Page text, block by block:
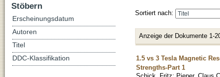
Sortiert nach:
Anzeige der Dokumente 1-
1.5 vs 3 Tesla Magnetic
Strengths-Part 1
Stöbern
Erscheinungsdatum
Autoren
Titel
DDC-Klassifikation